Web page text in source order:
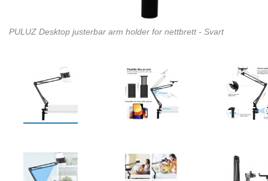
PULUZ Desktop justerbar arm holder for nettbrett - Svart